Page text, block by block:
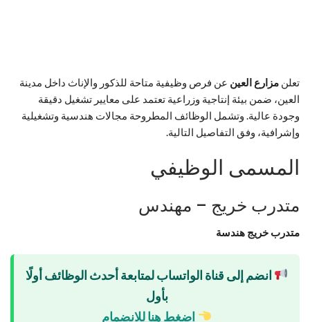
تعلن مزارع العين عن فرص وظيفية متاحة للذكور والإناث داخل مدينة
العين، ضمن بيئة إنتاجية وزراعية تعتمد على معايير تشغيل دقيقة
وجودة عالية. وتشمل الوظائف المطروحة مجالات هندسية وتشغيلية
وإشرافية، وفق التفاصيل التالية.
المسمى الوظيفي
متدرب خريج – مهندس
متدرب خريج هندسة
انضم إلى قناة الواتساب لمتابعة أحدث الوظائف أولًا
بأول
اضغط هنا للانضمام